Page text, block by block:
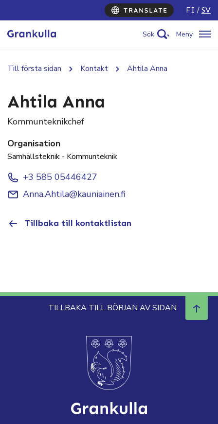
FI SV
Sök Meny
Till första sidan Kontakt Ahtila Anna
Ahtila Anna
Kommunteknikchef
Organisation
Samhällsteknik - Kommunteknik
+3 585 05446427
Anna.Ahtila@kauniainen.fi
Tillbaka till kontaktlistan
TILLBAKA TILL BÖRJAN AV SIDAN